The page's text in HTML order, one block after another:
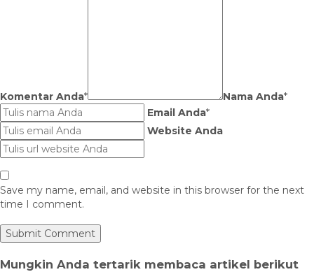
Komentar Anda* Nama Anda*
Email Anda*
Website Anda
Save my name, email, and website in this browser for the next
time I comment.
Mungkin Anda tertarik membaca artikel berikut